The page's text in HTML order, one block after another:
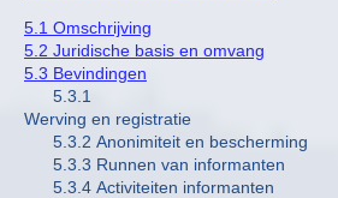
5.1 Omschrijving
5.2 Juridische basis en omvang
5.3 Bevindingen
5.3.1
Werving en registratie
5.3.2 Anonimiteit en bescherming
5.3.3 Runnen van informanten
5.3.4 Activiteiten informanten